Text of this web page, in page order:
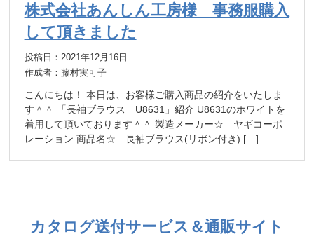
株式会社あんしん工房様 事務服購入
して頂きました
投稿日：2021年12月16日
作成者：藤村実可子
こんにちは！ 本日は、お客様ご購入商品の紹介をいたしま
す＾＾ 「長袖ブラウス U8631」紹介 U8631のホワイトを
着用して頂いております＾＾ 製造メーカー☆ ヤギコーポ
レーション 商品名☆ 長袖ブラウス(リボン付き) […]
カタログ送付サービス＆通販サイト